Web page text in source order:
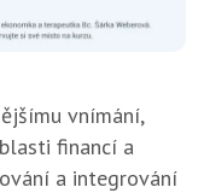
vnímání,
financí a
a integrování